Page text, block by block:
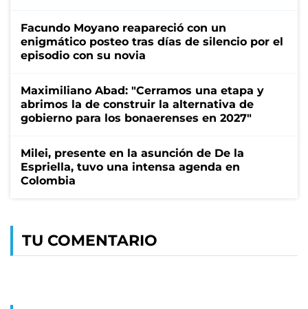
Facundo Moyano reapareció con un
enigmático posteo tras días de silencio por el
episodio con su novia
Maximiliano Abad: "Cerramos una etapa y
abrimos la de construir la alternativa de
gobierno para los bonaerenses en 2027"
Milei, presente en la asunción de De la
Espriella, tuvo una intensa agenda en
Colombia
TU COMENTARIO